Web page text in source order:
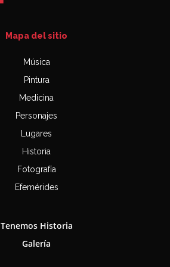
Mapa del sitio
Música
Pintura
Medicina
Personajes
Lugares
Historia
Fotografía
Efemérides
Tenemos Historia
Galería